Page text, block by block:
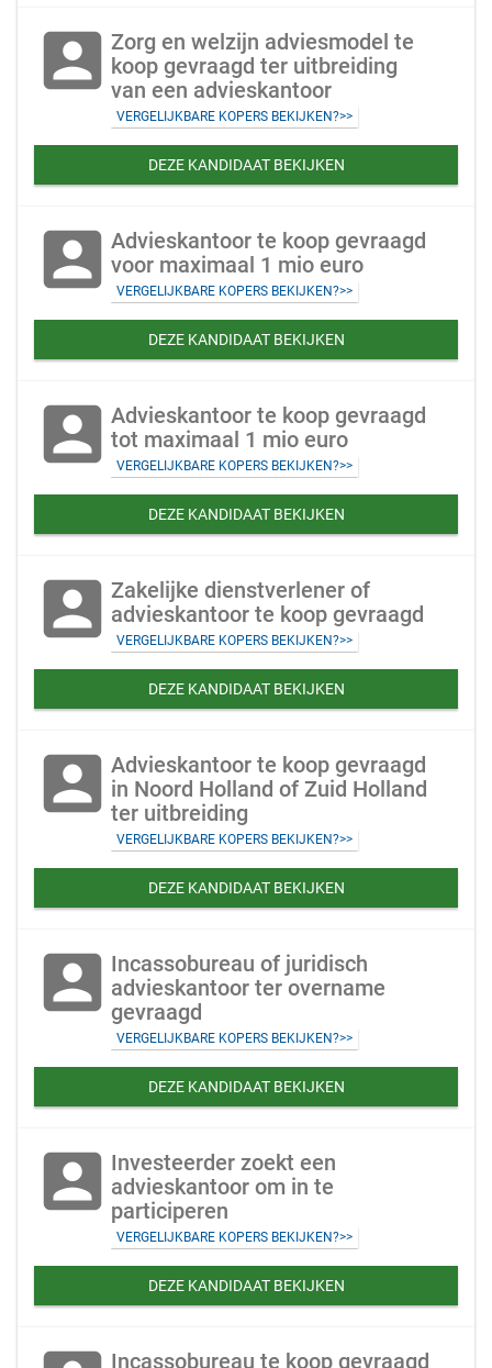
account_box Zorg en welzijn adviesmodel te
koop gevraagd ter uitbreiding
van een advieskantoor
VERGELIJKBARE KOPERS BEKIJKEN?>>
DEZE KANDIDAAT BEKIJKEN
account_box Advieskantoor te koop gevraagd
voor maximaal 1 mio euro
VERGELIJKBARE KOPERS BEKIJKEN?>>
DEZE KANDIDAAT BEKIJKEN
account_box Advieskantoor te koop gevraagd
tot maximaal 1 mio euro
VERGELIJKBARE KOPERS BEKIJKEN?>>
DEZE KANDIDAAT BEKIJKEN
account_box Zakelijke dienstverlener of
advieskantoor te koop gevraagd
VERGELIJKBARE KOPERS BEKIJKEN?>>
DEZE KANDIDAAT BEKIJKEN
account_box Advieskantoor te koop gevraagd
in Noord Holland of Zuid Holland
ter uitbreiding
VERGELIJKBARE KOPERS BEKIJKEN?>>
DEZE KANDIDAAT BEKIJKEN
account_box Incassobureau of juridisch
advieskantoor ter overname
gevraagd
VERGELIJKBARE KOPERS BEKIJKEN?>>
DEZE KANDIDAAT BEKIJKEN
account_box Investeerder zoekt een
advieskantoor om in te
participeren
VERGELIJKBARE KOPERS BEKIJKEN?>>
DEZE KANDIDAAT BEKIJKEN
Incassobureau te koop gevraagd